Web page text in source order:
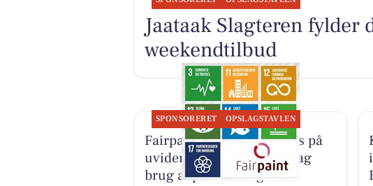
Jaataak Slagteren fylder
weekendtilbud
SPONSORERET OPSLAGSTAVLEN
Fairpaint ApS sætter fokus på
uvidenhed og økonomi bag
brug af plastmaling